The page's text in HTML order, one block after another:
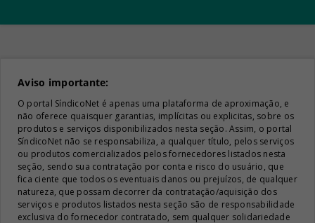
Aviso importante:
O portal SíndicoNet é apenas uma plataforma de aproximação, e
não oferece quaisquer garantias, implícitas ou explicitas, sobre os
produtos e serviços disponibilizados nesta seção. Assim, o portal
SíndicoNet não se responsabiliza, a qualquer título, pelos serviços
ou produtos comercializados pelos fornecedores listados nesta
seção, sendo sua contratação por conta e risco do usuário, que
fica ciente que todos os eventuais danos ou prejuízos, de qualquer
natureza, que possam decorrer da contratação/aquisição dos
serviços e produtos listados nesta seção são de responsabilidade
exclusiva do fornecedor contratado, sem qualquer solidariedade